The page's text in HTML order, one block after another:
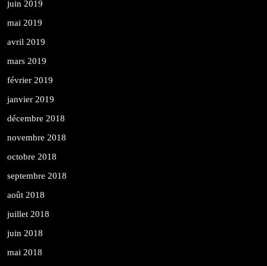
juin 2019
mai 2019
avril 2019
mars 2019
février 2019
janvier 2019
décembre 2018
novembre 2018
octobre 2018
septembre 2018
août 2018
juillet 2018
juin 2018
mai 2018